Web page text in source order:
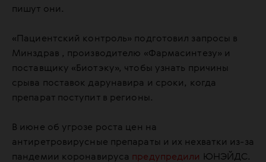
пишут они.
«Пациентский контроль» подготовил запросы в
Минздрав , производителю «Фармасинтезу» и
поставщику «Биотэку», чтобы узнать причины
срыва поставок дарунавира и сроки, когда
препарат поступит в регионы.
В июне об угрозе роста цен на
антиретровирусные препараты и их нехватки из-за
пандемии коронавируса предупредили ЮНЭЙДС.